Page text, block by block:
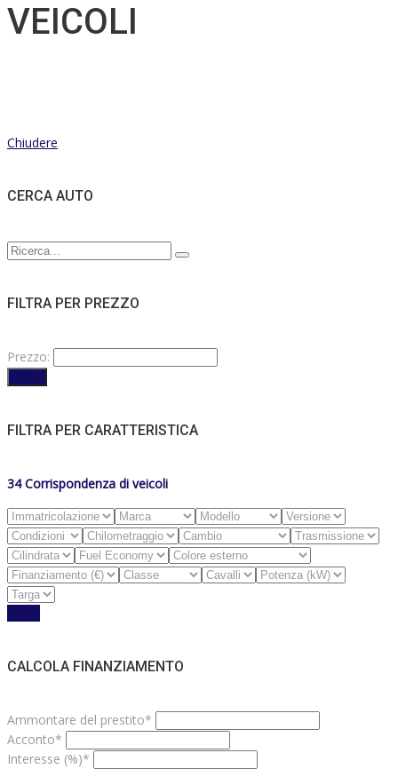
VEICOLI
Chiudere
CERCA AUTO
FILTRA PER PREZZO
Prezzo:
FILTRA PER CARATTERISTICA
34 Corrispondenza di veicoli
CALCOLA FINANZIAMENTO
Ammontare del prestito*
Acconto*
Interesse (%)*